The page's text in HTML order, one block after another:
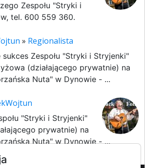
Zespołu "Stryki i
tel. 600 559 360.
» Regionalista
sukces Zespołu "Stryki i Stryjenki"
(działającego prywatnie) na
Nuta" w Dynowie - ...
"Stryki i Stryjenki"
prywatnie) na
Nuta" w Dynowie - ...